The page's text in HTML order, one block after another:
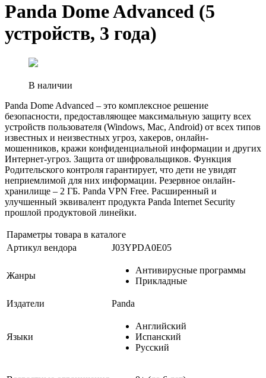
Panda Dome Advanced (5
устройств, 3 года)
В наличии
Panda Dome Advanced – это комплексное решение
безопасности, предоставляющее максимальную защиту всех
устройств пользователя (Windows, Mac, Android) от всех типов
известных и неизвестных угроз, хакеров, онлайн-
мошенников, кражи конфиденциальной информации и других
Интернет-угроз. Защита от шифровальщиков. Функция
Родительского контроля гарантирует, что дети не увидят
неприемлимой для них информации. Резервное онлайн-
хранилище – 2 ГБ. Panda VPN Free. Расширенный и
улучшенный эквивалент продукта Panda Internet Security
прошлой продуктовой линейки.
Параметры товара в каталоге
Артикул вендора
J03YPDA0E05
Жанры
Антивирусные программы
Прикладные
Издатели Panda
Языки
Английский
Испанский
Русский